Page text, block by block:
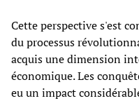
Cette perspective s'est
du processus
acquis une dimension
économique. Les
eu un impact